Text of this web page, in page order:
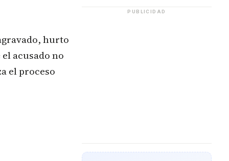
hurto
acusado no
el proceso
PUBLICIDAD